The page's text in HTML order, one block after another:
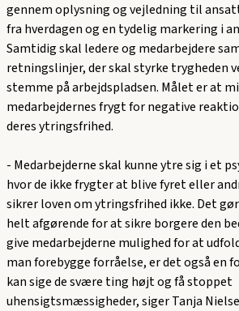
gennem oplysning og vejledning til
fra hverdagen og en tydelig markering i
Samtidig skal ledere og medarbejdere
retningslinjer, der skal styrke trygheden
stemme på arbejdspladsen. Målet er at
medarbejdernes frygt for negative
deres ytringsfrihed.
- Medarbejderne skal kunne ytre sig i et
hvor de ikke frygter at blive fyret eller
sikrer loven om ytringsfrihed ikke. Det
helt afgørende for at sikre borgere den
give medarbejderne mulighed for at
man forebygge forråelse, er det også en
kan sige de svære ting højt og få stoppet
uhensigtsmæssigheder, siger Tanja